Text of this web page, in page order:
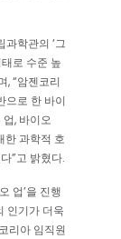
학관의 ‘그
로 수준 높
, “암젠코리
으로 한 바이
, 바이오
한 과학적 호
”고 밝혔다.
업’을 진행
인기가 더욱
리아 임직원